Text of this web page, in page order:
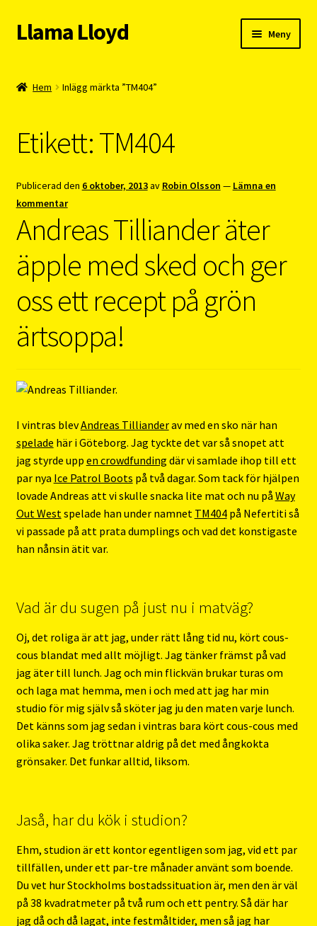
Hoppa
till
Hoppa
till
Llama Lloyd Meny
Cykelpendlarcoach
Blogg
Vision
Hem Inlägg märkta ”TM404”
Etikett:TM404
Publicerad den 6 oktober, 2013av Robin Olsson — Lämna en
kommentar
Andreas Tilliander äter
äpple med sked och ger
oss ett recept på grön
ärtsoppa!
I vintras blevAndreas Tillianderav med en sko när han
spelade här i Göteborg. Jag tyckte det var så snopet att
jag styrde upp en crowdfunding där vi samlade ihop till ett
par nya Ice Patrol Boots på två dagar. Som tack för hjälpen
lovade Andreas att vi skulle snacka lite mat och nu på Way
Out Westspelade han under namnet TM404på Nefertiti så
vi passade på att prata dumplings och vad det konstigaste
han nånsin ätit var.
Vad är du sugen på just nu i matväg?
Oj, det roliga är att jag, under rätt lång tid nu, kört cous-
cous blandat med allt möjligt. Jag tänker främst på vad
jag äter till lunch. Jag och min flickvän brukar turas om
och laga mat hemma, men i och med att jag har min
studio för mig själv så sköter jag ju den maten varje lunch.
Det känns som jag sedan i vintras bara kört cous-cous med
olika saker. Jag tröttnar aldrig på det med ångkokta
grönsaker. Det funkar alltid, liksom.
Jaså, har du kök i studion?
Ehm, studion är ett kontor egentligen som jag, vid ett par
tillfällen, under ett par-tre månader använt som boende.
Du vet hur Stockholms bostadssituation är, men den är väl
på 38 kvadratmeter på två rum och ett pentry. Så där har
jag då och då lagat, inte festmåltider, men så jag har